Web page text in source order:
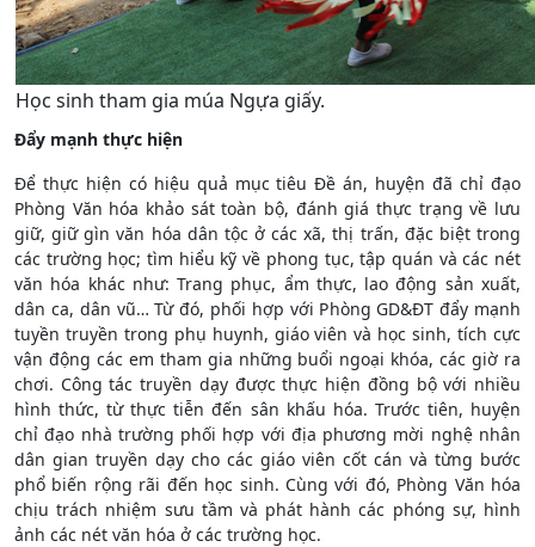
Học sinh tham gia múa Ngựa giấy.
Đẩy mạnh thực hiện
Để thực hiện có hiệu quả mục tiêu Đề án, huyện đã chỉ đạo
Phòng Văn hóa khảo sát toàn bộ, đánh giá thực trạng về lưu
giữ, giữ gìn văn hóa dân tộc ở các xã, thị trấn, đặc biệt trong
các trường học; tìm hiểu kỹ về phong tục, tập quán và các nét
văn hóa khác như: Trang phục, ẩm thực, lao động sản xuất,
dân ca, dân vũ… Từ đó, phối hợp với Phòng GD&ĐT đẩy mạnh
tuyền truyền trong phụ huynh, giáo viên và học sinh, tích cực
vận động các em tham gia những buổi ngoại khóa, các giờ ra
chơi. Công tác truyền dạy được thực hiện đồng bộ với nhiều
hình thức, từ thực tiễn đến sân khấu hóa. Trước tiên, huyện
chỉ đạo nhà trường phối hợp với địa phương mời nghệ nhân
dân gian truyền dạy cho các giáo viên cốt cán và từng bước
phổ biến rộng rãi đến học sinh. Cùng với đó, Phòng Văn hóa
chịu trách nhiệm sưu tầm và phát hành các phóng sự, hình
ảnh các nét văn hóa ở các trường học.